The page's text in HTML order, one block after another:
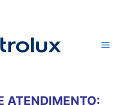
ATENDIMENTO: